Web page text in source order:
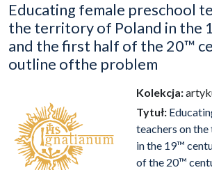
Educating female preschool
the territory of Poland in the
and the first half of the 20™
outline ofthe problem
Kolekcja:
Tytuł:
teachers on
in the 19™
of the 20™